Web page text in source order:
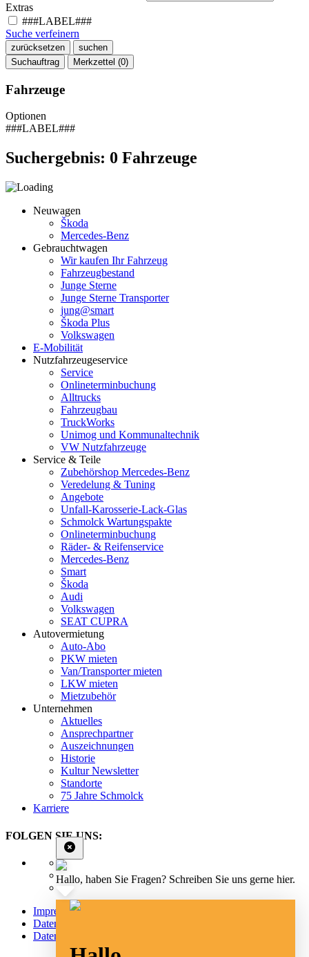
Extras
###LABEL###
Suche verfeinern
zurücksetzen
suchen
Suchauftrag
Merkzettel (0)
Fahrzeuge
Optionen
###LABEL###
Suchergebnis: 0 Fahrzeuge
Neuwagen
Škoda
Mercedes-Benz
Gebrauchtwagen
Wir kaufen Ihr Fahrzeug
Fahrzeugbestand
Junge Sterne
Junge Sterne Transporter
jung@smart
Škoda Plus
Volkswagen
E-Mobilität
Nutzfahrzeugeservice
Service
Onlineterminbuchung
Alltrucks
Fahrzeugbau
TruckWorks
Unimog und Kommunaltechnik
VW Nutzfahrzeuge
Service & Teile
Zubehörshop Mercedes-Benz
Veredelung & Tuning
Angebote
Unfall-Karosserie-Lack-Glas
Schmolck Wartungspakte
Onlineterminbuchung
Räder- & Reifenservice
Mercedes-Benz
Smart
Škoda
Audi
Volkswagen
SEAT CUPRA
Autovermietung
Auto-Abo
PKW mieten
Van/Transporter mieten
LKW mieten
Mietzubehör
Unternehmen
Aktuelles
Ansprechpartner
Auszeichnungen
Historie
Kultur Newsletter
Standorte
75 Jahre Schmolck
Karriere
FOLGEN SIE UNS:
Impressum
Datenschutz
Datenschutz Social Media
Hallo, haben Sie Fragen? Schreiben Sie uns gerne hier.